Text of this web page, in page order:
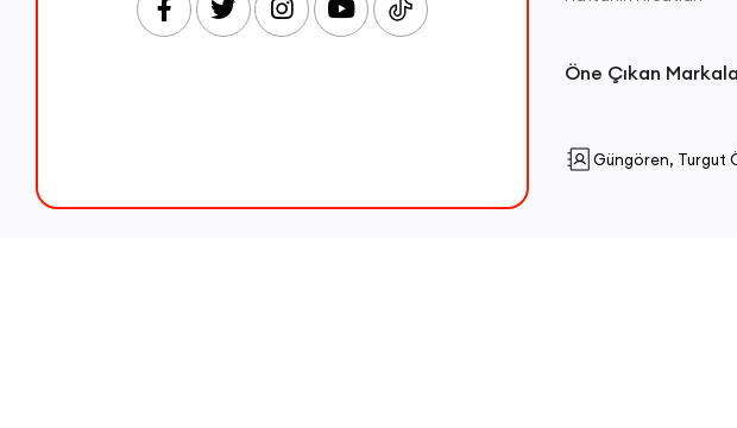
Öne Çıkan
Güngören, Turgut